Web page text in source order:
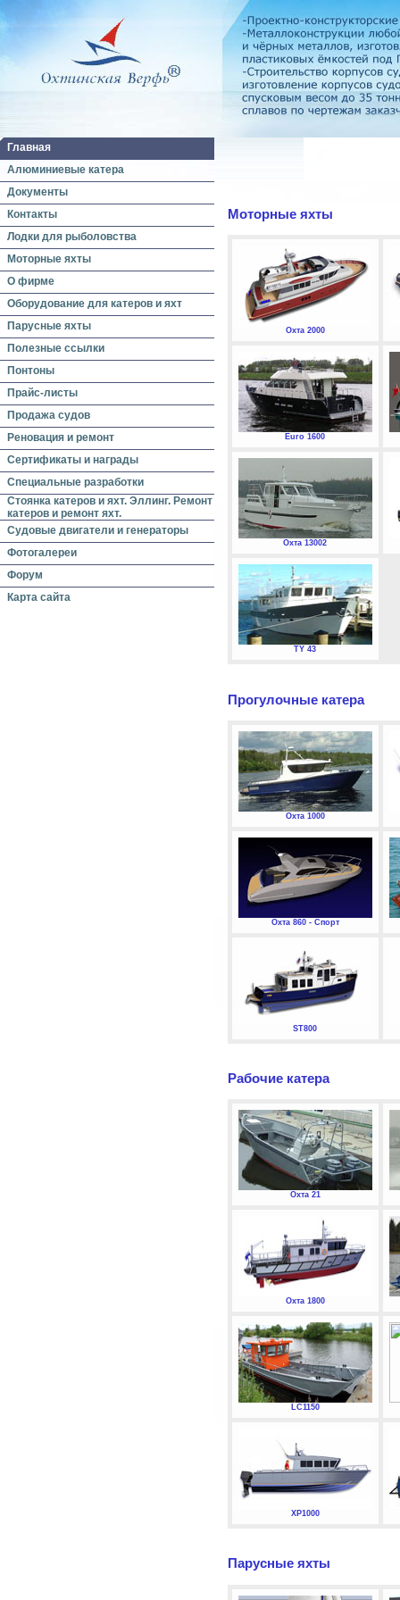
Главная
Алюминиевые катера
Документы
Контакты
Лодки для рыболовства
Моторные яхты
О фирме
Оборудование для катеров и яхт
Парусные яхты
Полезные ссылки
Понтоны
Прайс-листы
Продажа судов
Реновация и ремонт
Сертификаты и награды
Специальные разработки
Стоянка катеров и яхт. Эллинг. Ремонт
катеров и ремонт яхт.
Судовые двигатели и генераторы
Фотогалереи
Форум
Карта сайта
Моторные яхты
Охта 2000
Euro 1600
Охта 13002
TY 43
Прогулочные катера
Охта 1000
Охта 860 - Спорт
ST800
Рабочие катера
Охта 21
Охта 1800
LC1150
XP1000
Парусные яхты